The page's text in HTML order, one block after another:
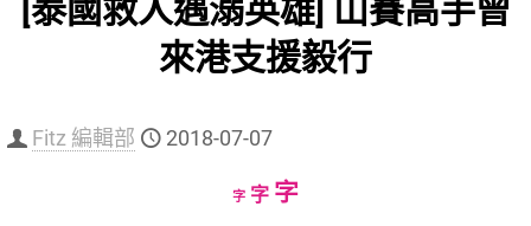
[泰國救人遇溺英雄] 山賽高手曾
來港支援毅行
Fitz 編輯部 2018-07-07
字Decrease
字Reset
字Increase